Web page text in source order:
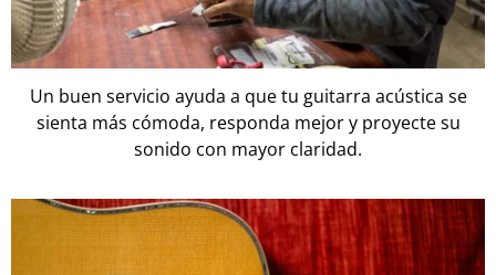
Un buen servicio ayuda a que tu guitarra acústica se
sienta más cómoda, responda mejor y proyecte su
sonido con mayor claridad.